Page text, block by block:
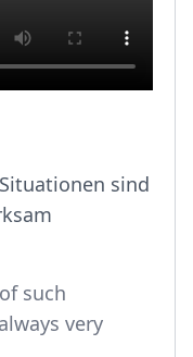
sind
such
very